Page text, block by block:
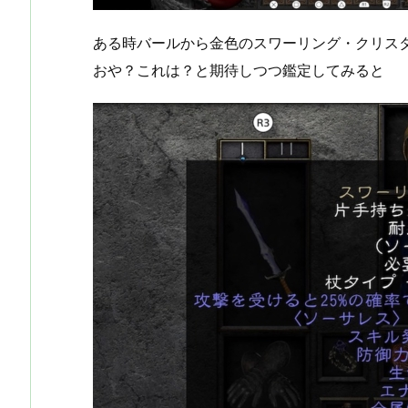
ある時バールから金色のスワーリング・クリス
おや？これは？と期待しつつ鑑定してみると